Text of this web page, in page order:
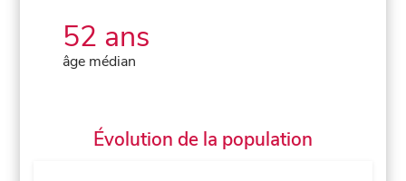
52 ans
âge médian
Évolution de la population